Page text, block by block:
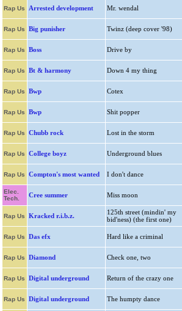
Rap Us Arrested development Mr. wendal
Rap Us Big punisher Twinz (deep cover '98)
Rap Us Boss Drive by
Rap Us Bt & harmony Down 4 my thing
Rap Us Bwp Cotex
Rap Us Bwp Shit popper
Rap Us Chubb rock Lost in the storm
Rap Us College boyz Underground blues
Rap Us Compton's most wanted I don't dance
Elec.
Tech.
Cree summer Miss moon
Rap Us Kracked r.i.b.z.
125th street (mindin' my
bid'ness) (the first one)
Rap Us Das efx Hard like a criminal
Rap Us Diamond Check one, two
Rap Us Digital underground Return of the crazy one
Rap Us Digital underground The humpty dance